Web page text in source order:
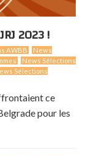
2023 !
AWBB
News
News Sélections
Sélections
ce
pour les